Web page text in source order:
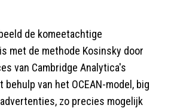
de komeetachtige
met de methode Kosinsky door
van Cambridge Analytica's
van het OCEAN-model, big
zo precies mogelijk